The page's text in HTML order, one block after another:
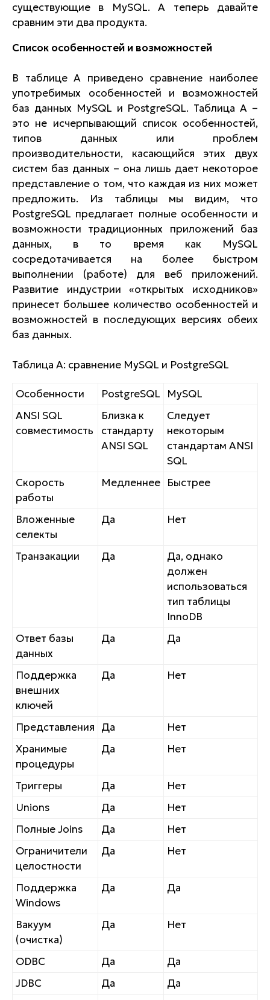
существующие в MySQL. А теперь давайте
сравним эти два продукта.
Список особенностей и возможностей
В таблице А приведено сравнение наиболее
употребимых особенностей и возможностей
баз данных MySQL и PostgreSQL. Таблица А –
это не исчерпывающий список особенностей,
типов данных или проблем
производительности, касающийся этих двух
систем баз данных – она лишь дает некоторое
представление о том, что каждая из них может
предложить. Из таблицы мы видим, что
PostgreSQL предлагает полные особенности и
возможности традиционных приложений баз
данных, в то время как MySQL
сосредотачивается на более быстром
выполнении (работе) для веб приложений.
Развитие индустрии «открытых исходников»
принесет большее количество особенностей и
возможностей в последующих версиях обеих
баз данных.
Таблица A: сравнение MySQL и PostgreSQL
Особенности PostgreSQL
MySQL
ANSI SQL
совместимость
Близка к
стандарту
ANSI SQL
Следует
некоторым
стандартам ANSI
SQL
Скорость
работы
Медленнее Быстрее
Вложенные
селекты
Да Нет
Транзакации Да
Да, однако
должен
использоваться
тип таблицы
InnoDB
Ответ базы
данных
Да Да
Поддержка
внешних
ключей
Да Нет
Представления Да
Нет
Хранимые
процедуры
Да Нет
Триггеры Да
Нет
Unions
Да
Нет
Полные Joins
Да
Нет
Ограничители
целостности
Да Нет
Поддержка
Windows
Да Да
Вакуум
(очистка)
Да Нет
ODBC Да
Да
JDBC
Да
Да